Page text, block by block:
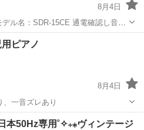
8月4日
15CE 通電確認し音は
ない場合があります ジャック...
弦楽器、ギター
ピアノ
8月4日
一音ズレあり
鍵盤楽器、ピアノ
本50Hz専用˚✧₊⁎ヴィンテージ